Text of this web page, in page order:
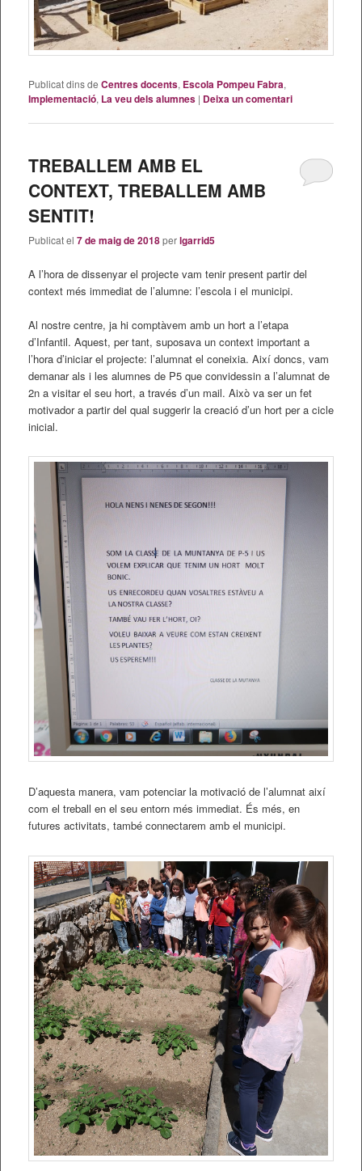
Publicat dins de Centres docents, Escola Pompeu Fabra,
Implementació, La veu dels alumnes | Deixa un comentari
TREBALLEM AMB EL
CONTEXT, TREBALLEM AMB
SENTIT!
Publicat el 7 de maig de 2018perlgarrid5
A l’hora de dissenyar el projecte vam tenir present partir del
context més immediat de l’alumne: l’escola i el municipi.
Al nostre centre, ja hi comptàvem amb un hort a l’etapa
d’Infantil. Aquest, per tant, suposava un context important a
l’hora d’iniciar el projecte: l’alumnat el coneixia. Així doncs, vam
demanar als i les alumnes de P5 que convidessin a l’alumnat de
2n a visitar el seu hort, a través d’un mail. Això va ser un fet
motivador a partir del qual suggerir la creació d’un hort per a cicle
inicial.
D’aquesta manera, vam potenciar la motivació de l’alumnat així
com el treball en el seu entorn més immediat. És més, en
futures activitats, també connectarem amb el municipi.